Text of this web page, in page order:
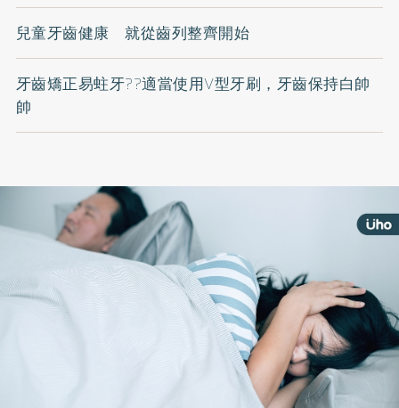
兒童牙齒健康 就從齒列整齊開始
牙齒矯正易蛀牙??適當使用V型牙刷，牙齒保持白帥
帥